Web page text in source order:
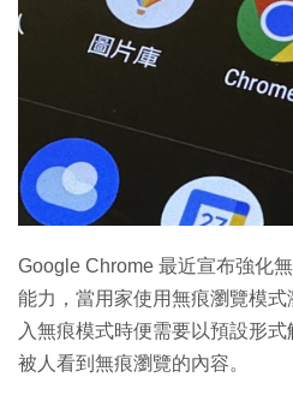
Google Chrome 最近宣布強化
能力，當用家使用無痕瀏覽模
入無痕模式時便需要以預設形
被人看到無痕瀏覽的內容。